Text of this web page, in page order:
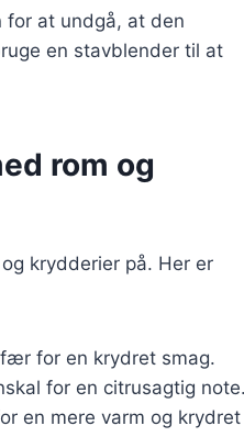
for at undgå, at den
en stavblender til at
rom og
krydderier på. Her er
for en krydret smag.
for en citrusagtig note.
en mere varm og krydret